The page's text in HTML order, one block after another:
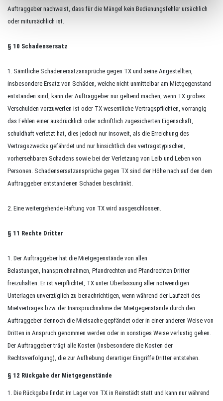
Auftraggeber nachweist, dass für die Mängel kein Bedienungsfehler ursächlich
oder mitursächlich ist.
§ 10 Schadensersatz
1. Sämtliche Schadenersatzansprüche gegen TX und seine Angestellten,
insbesondere Ersatz von Schäden, welche nicht unmittelbar am Mietgegenstand
entstanden sind, kann der Auftraggeber nur geltend machen, wenn TX grobes
Verschulden vorzuwerfen ist oder TX wesentliche Vertragspflichten, vorrangig
das Fehlen einer ausdrücklich oder schriftlich zugesicherten Eigenschaft,
schuldhaft verletzt hat, dies jedoch nur insoweit, als die Erreichung des
Vertragszwecks gefährdet und nur hinsichtlich des vertragstypischen,
vorhersehbaren Schadens sowie bei der Verletzung von Leib und Leben von
Personen. Schadensersatzansprüche gegen TX sind der Höhe nach auf den dem
Auftraggeber entstandenen Schaden beschränkt.
2. Eine weitergehende Haftung von TX wird ausgeschlossen.
§ 11 Rechte Dritter
1. Der Auftraggeber hat die Mietgegenstände von allen
Belastungen, Inanspruchnahmen, Pfandrechten und Pfandrechten Dritter
freizuhalten. Er ist verpflichtet, TX unter Überlassung aller notwendigen
Unterlagen unverzüglich zu benachrichtigen, wenn während der Laufzeit des
Mietvertrages bzw. der Inanspruchnahme der Mietgegenstände durch den
Auftraggeber dennoch die Mietsache gepfändet oder in einer anderen Weise von
Dritten in Anspruch genommen werden oder in sonstiges Weise verlustig gehen.
Der Auftraggeber trägt alle Kosten (insbesondere die Kosten der
Rechtsverfolgung), die zur Aufhebung derartiger Eingriffe Dritter entstehen.
§ 12 Rückgabe der Mietgegenstände
1. Die Rückgabe findet im Lager von TX in Reinstädt statt und kann nur während